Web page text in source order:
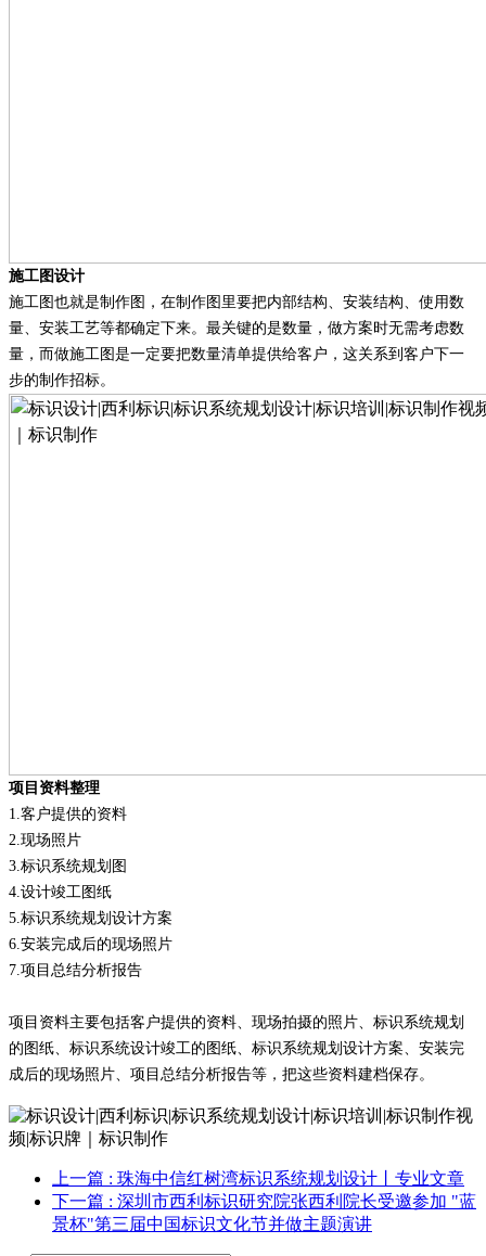
施工图设计
施工图也就是制作图，在制作图里要把内部结构、安装结构、使用数
量、安装工艺等都确定下来。最关键的是数量，做方案时无需考虑数
量，而做施工图是一定要把数量清单提供给客户，这关系到客户下一
步的制作招标。
项目资料整理
1. 客户提供的资料
2. 现场照片
3. 标识系统规划图
4. 设计竣工图纸
5. 标识系统规划设计方案
6. 安装完成后的现场照片
7. 项目总结分析报告
项目资料主要包括客户提供的资料、现场拍摄的照片、标识系统规划
的图纸、标识系统设计竣工的图纸、标识系统规划设计方案、安装完
成后的现场照片、项目总结分析报告等，把这些资料建档保存。
上一篇 : 珠海中信红树湾标识系统规划设计丨专业文章
下一篇 : 深圳市西利标识研究院张西利院长受邀参加 "蓝
景杯"第三届中国标识文化节并做主题演讲